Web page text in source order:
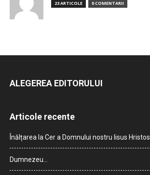
23 ARTICOLE 0 COMENTARII
ALEGEREA EDITORULUI
Articole recente
Înălțarea la Cer a Domnului nostru Iisus Hristos
Dumnezeu…